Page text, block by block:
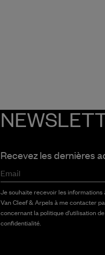
Recevez les dernières
Email
Je souhaite recevoir les informations
Van Cleef & Arpels à me contacter
concernant la politique d'utilisation
confidentialité.